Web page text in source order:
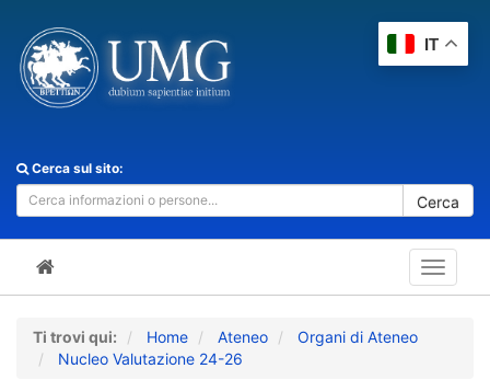
Cerca sul sito:
Cerca
Toggle
Ti trovi qui: Home Ateneo
Organi di Ateneo
Nucleo Valutazione 24-26
IT